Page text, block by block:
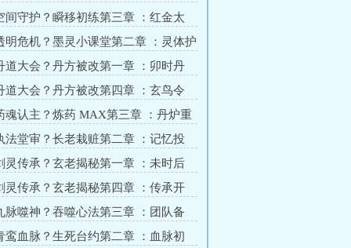
心
间守护？瞬移初练第三章 ：红金太
显
明危机？墨灵小课堂第二章 ：灵体护
复
道大会？丹方被改第一章 ：卯时丹
约
道大会？丹方被改第四章 ：玄鸟令
的杀机
魂认主？炼药 MAX第三章 ：丹炉重
清白
法堂审？长老栽赃第二章 ：记忆投
局
灵传承？玄老揭秘第一章 ：未时后
谈
灵传承？玄老揭秘第四章 ：传承开
力
脉噬神？吞噬心法第三章 ：团队备
成
鸾血脉？生死台约第二章 ：血脉初